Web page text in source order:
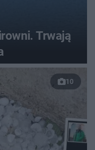
Trwają
10